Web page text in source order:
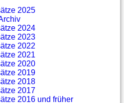
2025
2024
2023
2022
2021
2020
2019
2018
2017
2016 und früher